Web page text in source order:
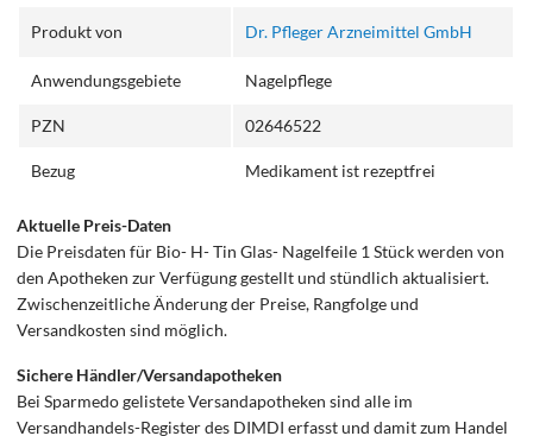
Produkt von Dr. Pfleger Arzneimittel GmbH
Anwendungsgebiete Nagelpflege
PZN 02646522
Bezug Medikament ist rezeptfrei
Aktuelle Preis-Daten
Die Preisdaten für Bio- H- Tin Glas- Nagelfeile 1 Stück werden von
den Apotheken zur Verfügung gestellt und stündlich aktualisiert.
Zwischenzeitliche Änderung der Preise, Rangfolge und
Versandkosten sind möglich.
Sichere Händler/Versandapotheken
Bei Sparmedo gelistete Versandapotheken sind alle im
Versandhandels-Register des DIMDI erfasst und damit zum Handel